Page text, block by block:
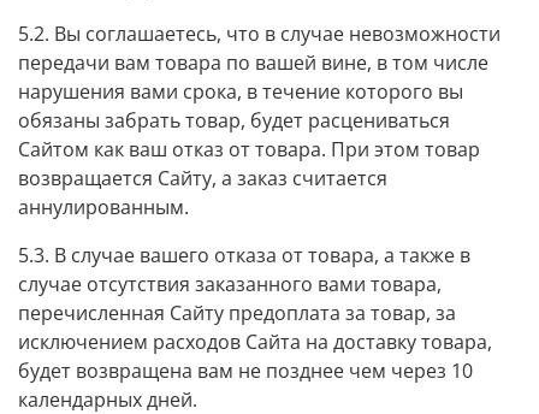
5.2. Вы соглашаетесь, что в случае невозможности
передачи вам товара по вашей вине, в том числе
нарушения вами срока, в течение которого вы
обязаны забрать товар, будет расцениваться
Сайтом как ваш отказ от товара. При этом товар
возвращается Сайту, а заказ считается
аннулированным.
5.3. В случае вашего отказа от товара, а также в
случае отсутствия заказанного вами товара,
перечисленная Сайту предоплата за товар, за
исключением расходов Сайта на доставку товара,
будет возвращена вам не позднее чем через 10
календарных дней.